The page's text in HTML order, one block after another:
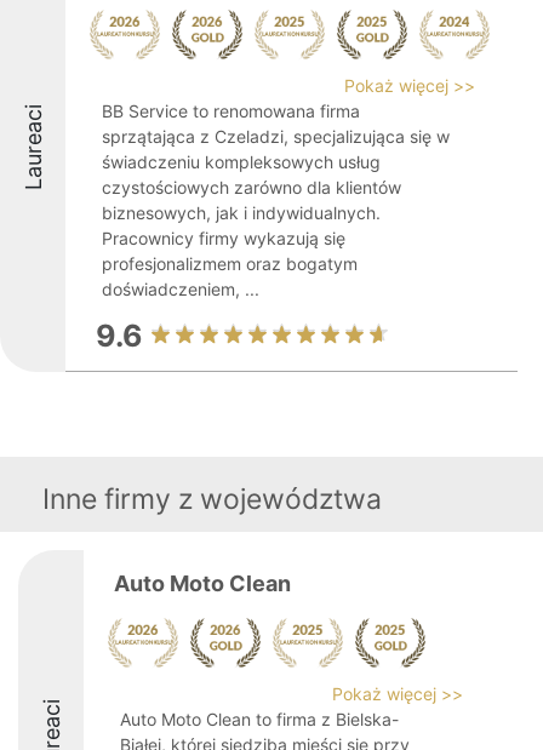
Laureaci
Pokaż więcej >>
BB Service to renomowana firma
sprzątająca z Czeladzi, specjalizująca się w
świadczeniu kompleksowych usług
czystościowych zarówno dla klientów
biznesowych, jak i indywidualnych.
Pracownicy firmy wykazują się
profesjonalizmem oraz bogatym
doświadczeniem, ...
9.6
Inne firmy z województwa
Auto Moto Clean
Pokaż więcej >>
Auto Moto Clean to firma z Bielska-
Białej, której siedziba mieści się przy